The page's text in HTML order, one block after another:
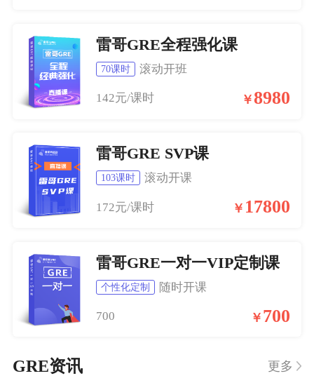
雷哥GRE全程强化课
70课时 滚动开班
142元/课时 ￥ 8980
雷哥GRE SVP课
103课时 滚动开课
172元/课时 ￥ 17800
雷哥GRE一对一VIP定制课
个性化定制 随时开课
700 ￥ 700
GRE资讯 更多